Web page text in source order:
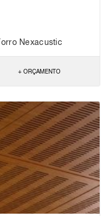
Nexacustic
+ ORÇAMENTO